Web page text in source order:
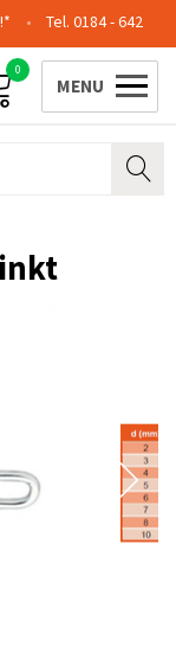
0184 - 642
0